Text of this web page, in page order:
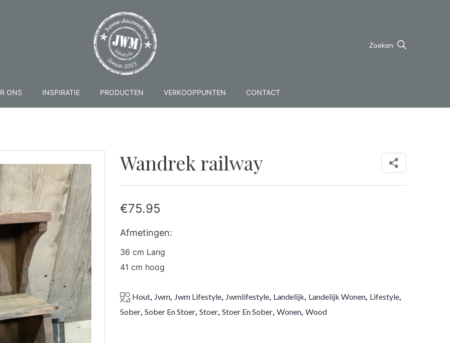
Zoeken
ONS INSPIRATIE PRODUCTEN VERKOOPPUNTEN CONTACT
Wandrek railway
€75.95
Afmetingen:
36 cm Lang
41 cm hoog
Hout, Jwm, Jwm Lifestyle, Jwmlifestyle, Landelijk, Landelijk Wonen, Lifestyle,
Sober, Sober En Stoer, Stoer, Stoer En Sober, Wonen, Wood